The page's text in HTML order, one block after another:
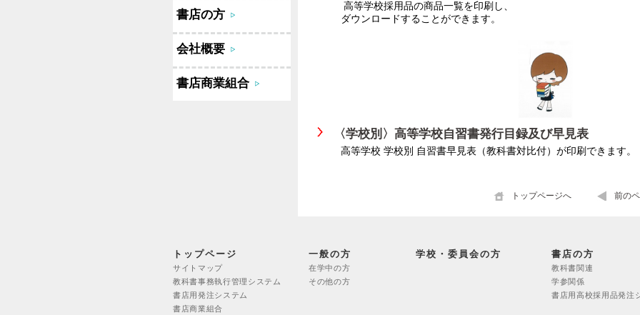
書店の方
会社概要
書店商業組合
高等学校採用品の商品一覧を印刷し、
ダウンロードすることができます。
〈学校別〉高等学校自習書発行目録及び早見表
高等学校 学校別 自習書早見表（教科書対比付）が印刷できます。
トップページへ 前の
トップページ
サイトマップ
教科書事務執行管理システム
書店用発注システム
書店商業組合
一般の方
在学中の方
その他の方
学校・委員会の方 書店の方
教科書関連
学参関係
書店用高校採用品発注